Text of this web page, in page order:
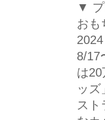
▼ プ
おも
8/17
は
ッ
ス